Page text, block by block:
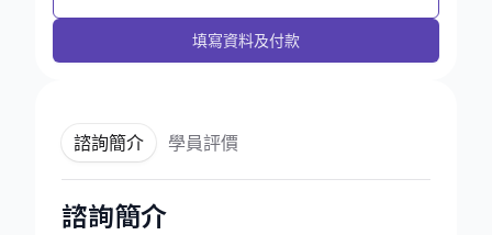
填寫資料及付款
諮詢簡介 學員評價
諮詢簡介